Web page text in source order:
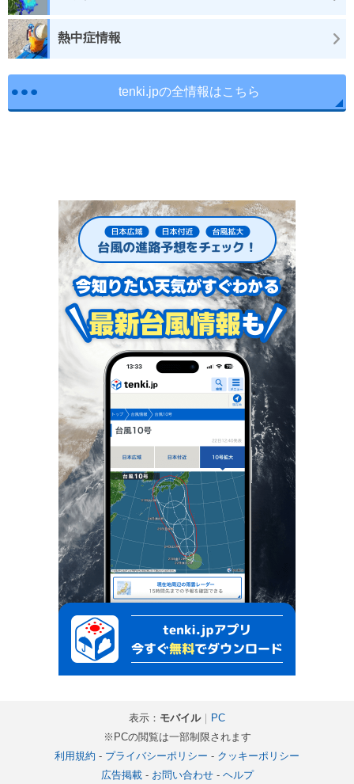
熱中症情報
tenki.jpの全情報はこちら
表示： モバイル｜ PC
※PCの閲覧は一部制限されます
利用規約 - プライバシーポリシー - クッキーポリシー
広告掲載- お問い合わせ- ヘルプ